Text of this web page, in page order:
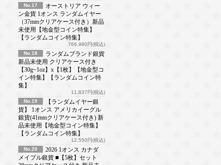
No.17
オーストリア ウィー
ン金貨 1オンス ランダムイヤー
（37mmクリアケース付き）新品
未使用【地金型コイン特集】
【ランダムコイン特集】
766,980円(税込)
No.18
ランダムブランド銀貨
新品未使用 クリアケース付き
【30g~1oz】x【1枚】【地金型コ
イン特集】【ランダムコイン特
集】
11,837円(税込)
No.19
【ランダムイヤー銀
貨】 1オンス アメリカイーグル
銀貨(41mmクリアケース付き) 新
品未使用【地金型コイン特集】
【ランダムコイン特集】
12,550円(税込)
No.20
2026 1オンス カナダ
メイプル銀貨 ■【5枚】セット